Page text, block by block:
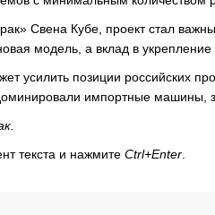
Свена Кубе, проект стал
модель, а вклад в
позиции российских
импортные машины,
текста и нажмите Ctrl+Enter